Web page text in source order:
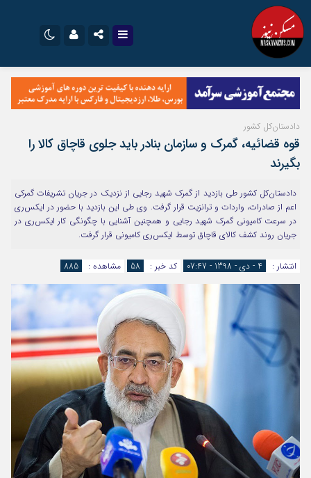
اینستاگرام
تلگرام
سروش
ایتا
آپارات
اپلیکیشن
نام کاربری یا نشانی ایمیل
مرا به خاطر بسپار
دادستان‌کل کشور
قوه قضائیه، گمرک و سازمان بنادر باید جلوی قاچاق کالا را
بگیرند
دادستان‌کل کشور طی بازدید از گمرک شهید رجایی از نزدیک در جریان تشریفات گمرکی
اعم از صادرات، واردات و ترانزیت قرار گرفت. وی طی این بازدید با حضور در ایکس‌ری
در سرعت کامیونی گمرک شهید رجایی و همچنین آشنایی با چگونگی کار ایکس‌ری در
جریان روند کشف کالای قاچاق توسط ایکس‌ری کامیونی قرار گرفت.
انتشار : 4 - دی - 1398 - 07:47 کد خبر : 58 مشاهده : 885